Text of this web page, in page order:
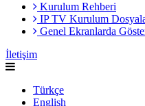
Kurulum Rehberi
IP TV Kurulum
Genel Ekranlarda
İletişim
Türkçe
English